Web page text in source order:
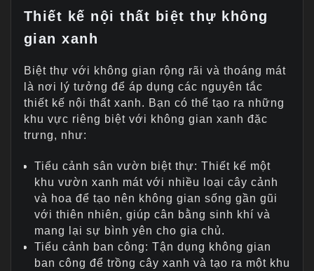
Thiết kế nội thất biệt thự không
gian xanh
Biệt thự với không gian rộng rãi và thoáng mát
là nơi lý tưởng để áp dụng các nguyên tắc
thiết kế nội thất xanh. Bạn có thể tạo ra những
khu vực riêng biệt với không gian xanh đặc
trưng, như:
Tiểu cảnh sân vườn biệt thự: Thiết kế một
khu vườn xanh mát với nhiều loại cây cảnh
và hoa để tạo nên không gian sống gần gũi
với thiên nhiên, giúp cân bằng sinh khí và
mang lại sự bình yên cho gia chủ.
Tiểu cảnh ban công: Tận dụng không gian
ban công để trồng cây xanh và tạo ra một khu